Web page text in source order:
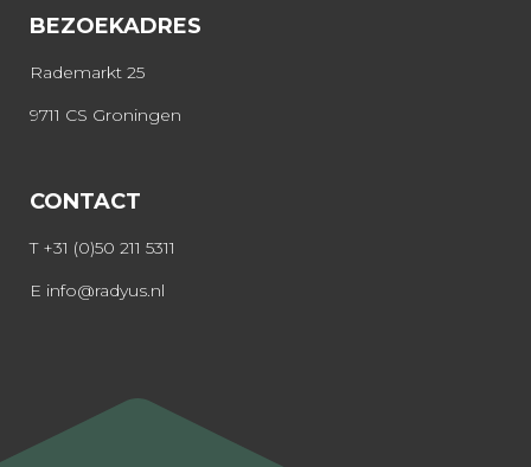
BEZOEKADRES
Rademarkt 25
9711 CS Groningen
CONTACT
T +31 (0)50 211 5311
E info@radyus.nl